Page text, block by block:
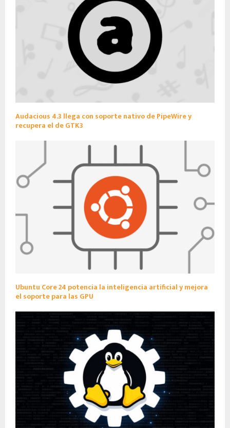
Audacious 4.3 llega con soporte nativo de PipeWire y
recupera el de GTK3
Ubuntu Core 24 potencia la inteligencia artificial y mejora
el soporte para las GPU